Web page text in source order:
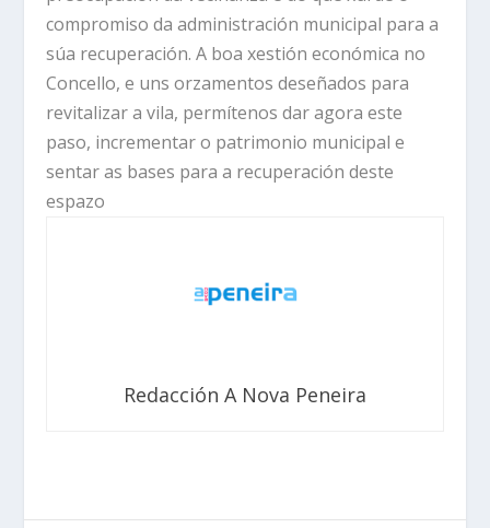
compromiso da administración municipal para a
súa recuperación. A boa xestión económica no
Concello, e uns orzamentos deseñados para
revitalizar a vila, permítenos dar agora este
paso, incrementar o patrimonio municipal e
sentar as bases para a recuperación deste
espazo
Redacción A Nova Peneira